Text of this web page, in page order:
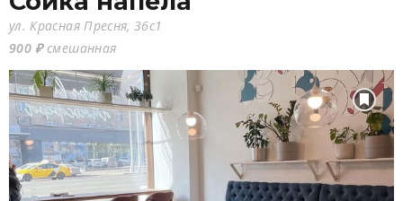
ул. Красная Пресня, 36с1
900 ₽смешанная